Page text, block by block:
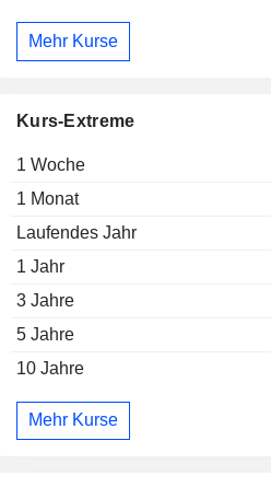
Mehr Kurse
Kurs-Extreme
1 Woche
1 Monat
Laufendes Jahr
1 Jahr
3 Jahre
5 Jahre
10 Jahre
Mehr Kurse